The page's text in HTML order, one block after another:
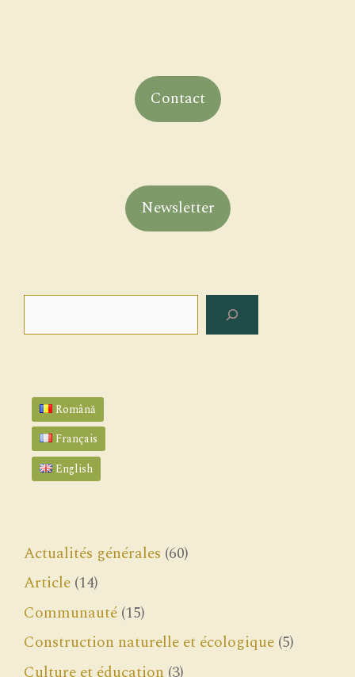
Contact
Newsletter
Română
Français
English
Actualités générales (60)
Article (14)
Communauté (15)
Construction naturelle et écologique (5)
Culture et éducation (3)